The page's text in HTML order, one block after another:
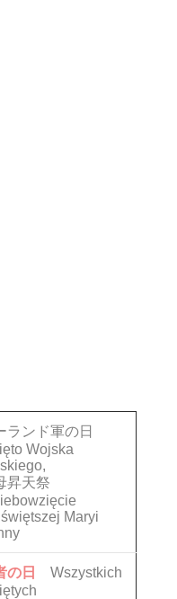
ランド軍の日
Wojska
昇天祭
Maryi
の日
Wszystkich